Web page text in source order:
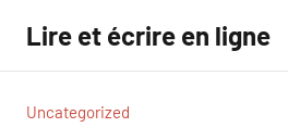
contenu
Lire et écrire en ligne
Uncategorized